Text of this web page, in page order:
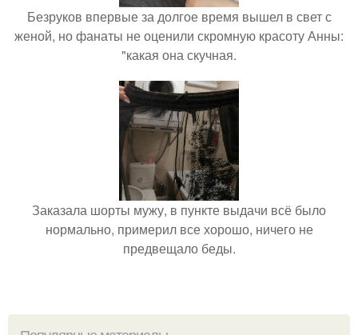
Безруков впервые за долгое время вышел в свет с
женой, но фанаты не оценили скромную красоту Анны:
"какая она скучная.
Заказала шорты мужу, в пункте выдачи всё было
нормально, примерил все хорошо, ничего не
предвещало беды.